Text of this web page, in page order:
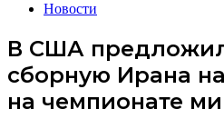
Новости
В США
сборную Ирана
на чемпионате